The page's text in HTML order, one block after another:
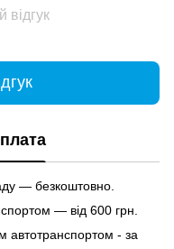
відгук
— безкоштовно.
— від 600 грн.
автотранспортом - за